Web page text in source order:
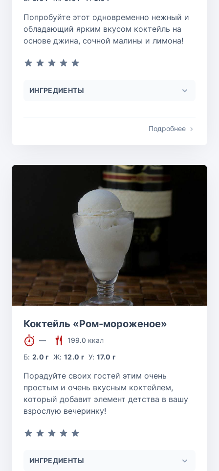
Попробуйте этот одновременно нежный и
обладающий ярким вкусом коктейль на
основе джина, сочной малины и лимона!
ИНГРЕДИЕНТЫ
Подробнее
Коктейль «Ром-мороженое»
—
199.0 ккал
Б:2.0 г Ж: 12.0 г У:17.0 г
Порадуйте своих гостей этим очень
простым и очень вкусным коктейлем,
который добавит элемент детства в вашу
взрослую вечеринку!
ИНГРЕДИЕНТЫ